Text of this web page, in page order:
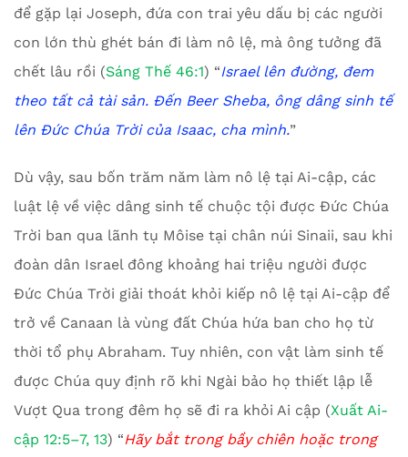
để gặp lại Joseph, đứa con trai yêu dấu bị các người
con lớn thù ghét bán đi làm nô lệ, mà ông tưởng đã
chết lâu rồi (Sáng Thế 46:1) “Israellên đường, đem
theo tất cả tài sản. Đến Beer Sheba, ông dâng sinh tế
lên Đức Chúa Trời của Isaac, cha mình.”
Dù vậy, sau bốn trăm năm làm nô lệ tại Ai-cập, các
luật lệ về việc dâng sinh tế chuộc tội được Đức Chúa
Trời ban qua lãnh tụ Môise tại chân núi Sinaii, sau khi
đoàn dân Israel đông khoảng hai triệu người được
Đức Chúa Trời giải thoát khỏi kiếp nô lệ tại Ai-cập để
trở về Canaan là vùng đất Chúa hứa ban cho họ từ
thời tổ phụ Abraham. Tuy nhiên, con vật làm sinh tế
được Chúa quy định rõ khi Ngài bảo họ thiết lập lễ
Vượt Qua trong đêm họ sẽ đi ra khỏi Ai cập (Xuất Ai-
cập 12:5–7, 13) “Hãy bắt trong bầy chiên hoặc trong